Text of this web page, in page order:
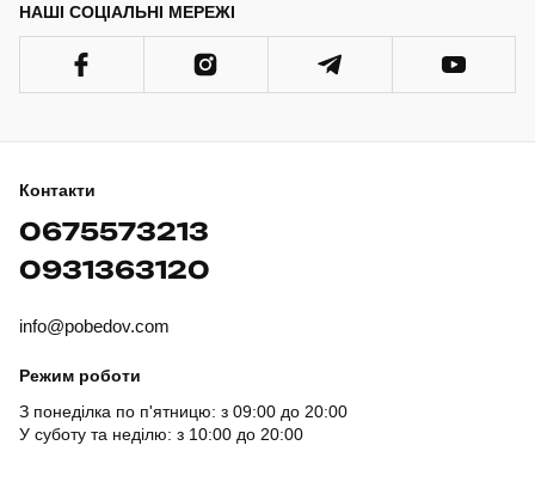
НАШІ СОЦІАЛЬНІ МЕРЕЖІ
Контакти
0675573213
0931363120
info@pobedov.com
Режим роботи
З понеділка по п'ятницю: з 09:00 до 20:00
У суботу та неділю: з 10:00 до 20:00